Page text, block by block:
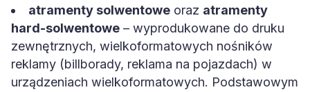
atramenty solwentowe oraz atramenty
hard-solwentowe – wyprodukowane do druku
zewnętrznych, wielkoformatowych nośników
reklamy (billborady, reklama na pojazdach) w
urządzeniach wielkoformatowych. Podstawowym